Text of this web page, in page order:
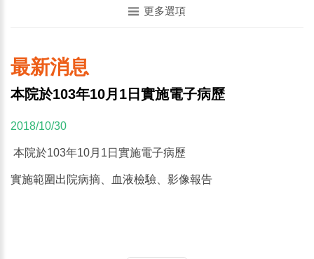
更多選項
最新消息
本院於103年10月1日實施電子病歷
2018/10/30
本院於103年10月1日實施電子病歷
實施範圍出院病摘、血液檢驗、影像報告